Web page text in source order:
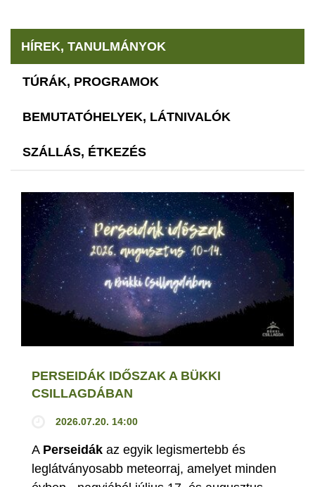
HÍREK, TANULMÁNYOK
TÚRÁK, PROGRAMOK
BEMUTATÓHELYEK, LÁTNIVALÓK
SZÁLLÁS, ÉTKEZÉS
PERSEIDÁK IDŐSZAK A BÜKKI
CSILLAGDÁBAN
2026.07.20. 14:00
A Perseidák az egyik legismertebb és
leglátványosabb meteorraj, amelyet minden